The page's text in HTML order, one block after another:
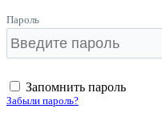
Пароль
Запомнить пароль
Забыли пароль?